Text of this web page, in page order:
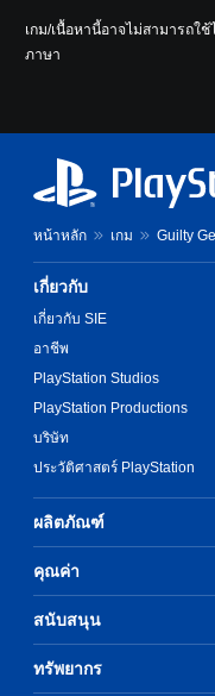
เกม/เนื้อหานี้อาจไม่สามารถใ
ภาษา
หน้าหลัก เกม Guilty
เกี่ยวกับ
เกี่ยวกับ SIE
อาชีพ
PlayStation Studios
PlayStation Productions
บริษัท
ประวัติศาสตร์ PlayStation
ผลิตภัณฑ์
คุณค่า
สนับสนุน
ทรัพยากร